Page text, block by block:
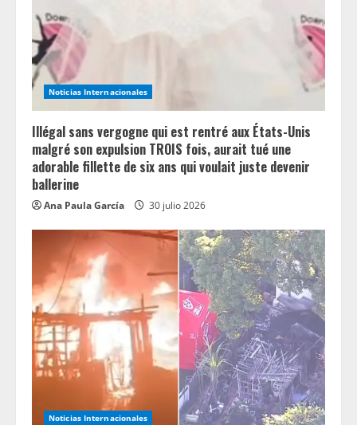
Noticias Internacionales
Illégal sans vergogne qui est rentré aux États-Unis
malgré son expulsion TROIS fois, aurait tué une
adorable fillette de six ans qui voulait juste devenir
ballerine
Ana Paula García 30 julio 2026
Noticias Internacionales